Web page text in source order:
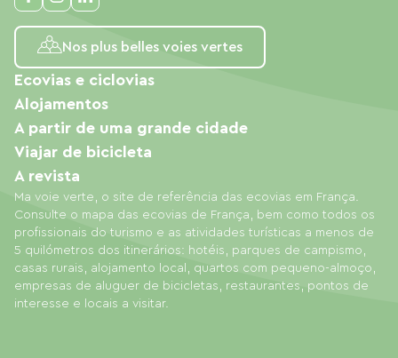
Nos plus belles voies vertes
Ma voie verte, o site de referência das ecovias em França.
Consulte o mapa das ecovias de França, bem como todos os
profissionais do turismo e as atividades turísticas a menos de
5 quilómetros dos itinerários: hotéis, parques de campismo,
casas rurais, alojamento local, quartos com pequeno-almoço,
empresas de aluguer de bicicletas, restaurantes, pontos de
interesse e locais a visitar.
Ecovias e ciclovias
Alojamentos
A partir de uma grande cidade
Viajar de bicicleta
A revista